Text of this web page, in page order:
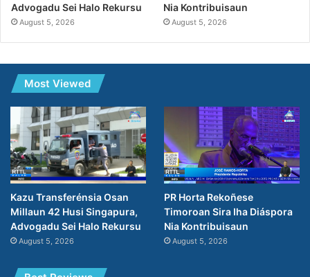
Advogadu Sei Halo Rekursu
August 5, 2026
Nia Kontribuisaun
August 5, 2026
Most Viewed
Kazu Transferénsia Osan
Millaun 42 Husi Singapura,
Advogadu Sei Halo Rekursu
August 5, 2026
PR Horta Rekoñese
Timoroan Sira Iha Diáspora
Nia Kontribuisaun
August 5, 2026